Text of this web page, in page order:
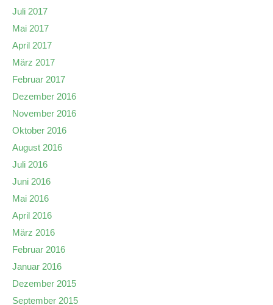
Juli 2017
Mai 2017
April 2017
März 2017
Februar 2017
Dezember 2016
November 2016
Oktober 2016
August 2016
Juli 2016
Juni 2016
Mai 2016
April 2016
März 2016
Februar 2016
Januar 2016
Dezember 2015
September 2015